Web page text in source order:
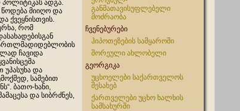
ადგა.
მიიღო და
ქვეყნისთვის.
რომ
ჩავიდა
და
სამებით
ბათო-ხანი,
და სიბრძნეს,
განმათავისუფლებელი
მოძრაობა
ჩვენებურები
ჰიპოთეზების სამყაროში
შორეული ახლობელი
გეორგიკა
უცხოელები საქართველოს
შესახებ
ქართველები უცხო ხალხის
სამსახურში